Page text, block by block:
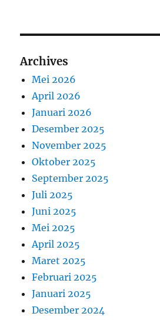
Archives
Mei 2026
April 2026
Januari 2026
Desember 2025
November 2025
Oktober 2025
September 2025
Juli 2025
Juni 2025
Mei 2025
April 2025
Maret 2025
Februari 2025
Januari 2025
Desember 2024